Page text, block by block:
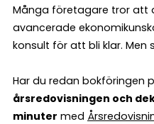
Många företagare tror att
avancerade
konsult för att bli klar. Men
Har du redan bokföringen
årsredovisningen och
minuter med